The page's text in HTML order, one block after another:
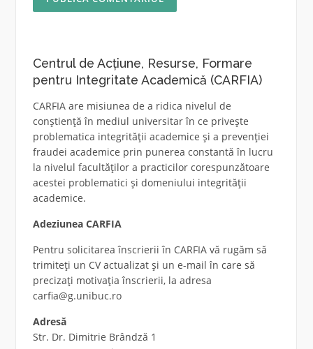
Centrul de Acțiune, Resurse, Formare
pentru Integritate Academică (CARFIA)
CARFIA are misiunea de a ridica nivelul de
conștiență în mediul universitar în ce privește
problematica integrității academice și a prevenției
fraudei academice prin punerea constantă în lucru
la nivelul facultăților a practicilor corespunzătoare
acestei problematici și domeniului integrității
academice.
Adeziunea CARFIA
Pentru solicitarea înscrierii în CARFIA vă rugăm să
trimiteți un CV actualizat și un e-mail în care să
precizați motivația înscrierii, la adresa
carfia@g.unibuc.ro
Adresă
Str. Dr. Dimitrie Brândză 1